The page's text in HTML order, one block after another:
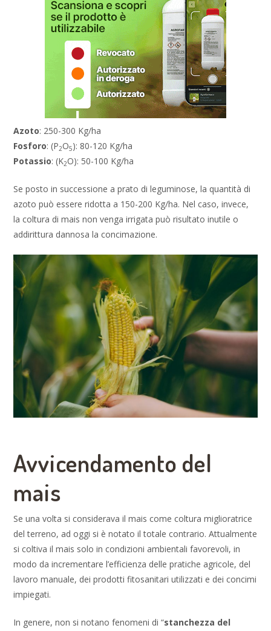
Azoto: 250-300 Kg/ha
Fosforo: (P2O5): 80-120 Kg/ha
Potassio: (K2O): 50-100 Kg/ha
Se posto in successione a prato di leguminose, la quantità di
azoto può essere ridotta a 150-200 Kg/ha. Nel caso, invece,
la coltura di mais non venga irrigata può risultato inutile o
addirittura dannosa la concimazione.
Avvicendamento del
mais
Se una volta si considerava il mais come coltura miglioratrice
del terreno, ad oggi si è notato il totale contrario. Attualmente
si coltiva il mais solo in condizioni ambientali favorevoli, in
modo da incrementare l’efficienza delle pratiche agricole, del
lavoro manuale, dei prodotti fitosanitari utilizzati e dei concimi
impiegati.
In genere, non si notano fenomeni di “stanchezza del